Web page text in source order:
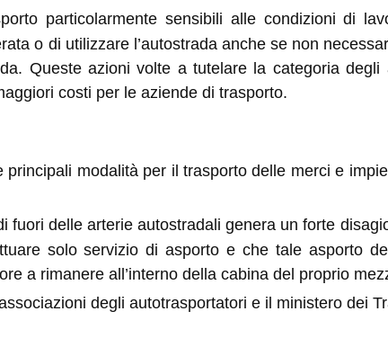
particolarmente sensibili alle condizioni di
o di utilizzare l’autostrada anche se non
Queste azioni volte a tutelare la categoria
costi per le aziende di trasporto.
principali modalità per il trasporto delle merci e
fuori delle arterie autostradali genera un forte
solo servizio di asporto e che tale asporto
a rimanere all’interno della cabina del proprio
degli autotrasportatori e il ministero dei